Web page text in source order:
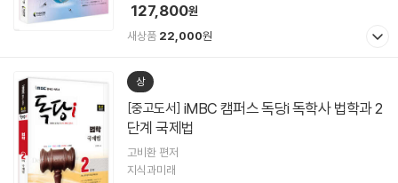
127,800원
새상품 22,000원
상
[중고도서]
단계 국제법
고비환 편저
지식과미래